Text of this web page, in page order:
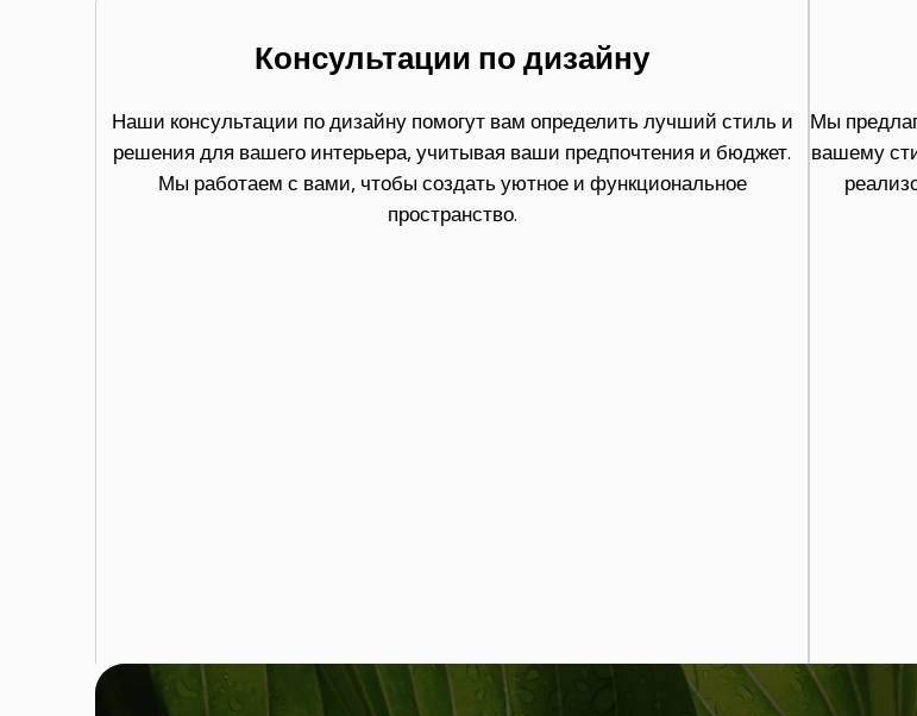
Консультации по дизайну
Наши консультации по дизайну помогут вам определить лучший стиль и
решения для вашего интерьера, учитывая ваши предпочтения и бюджет.
Мы работаем с вами, чтобы создать уютное и функциональное
пространство.
Мы
вашему